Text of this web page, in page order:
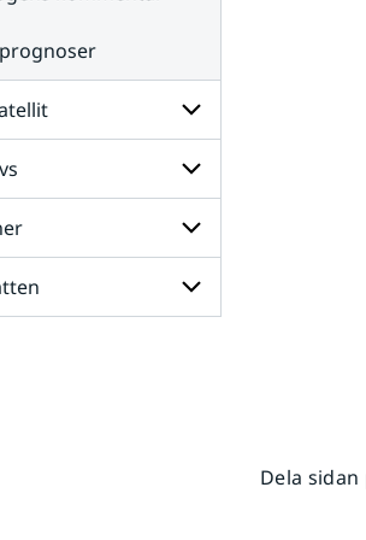
Undersidor
för
Radar
och
satellit
Undersidor
för
Väder
till
havs
Undersidor
för
Dela sidan